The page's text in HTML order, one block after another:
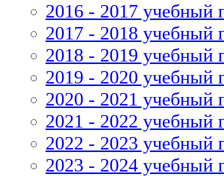
2016 - 2017 учебный
2017 - 2018 учебный
2018 - 2019 учебный
2019 - 2020 учебный
2020 - 2021 учебный
2021 - 2022 учебный
2022 - 2023 учебный
2023 - 2024 учебный